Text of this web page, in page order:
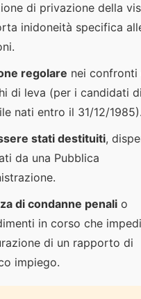
di privazione della
inidoneità specifica
regolare nei confronti
di leva (per i candidati
nati entro il 31/12/1985).
stati destituiti,
da una Pubblica
di condanne penali o
in corso che
di un rapporto di
impiego.